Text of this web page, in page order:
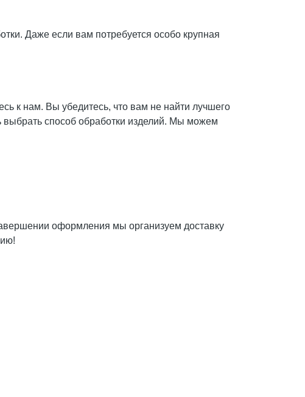
Даже если вам потребуется особо крупная
к нам. Вы убедитесь, что вам не найти лучшего
способ обработки изделий. Мы можем
оформления мы организуем доставку